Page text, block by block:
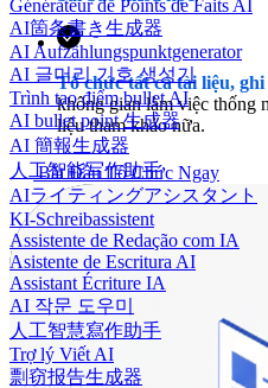
Générateur de Points de Faits AI
AI箇条書き生成器
AI Aufzählungspunktgenerator
AI 글머리 기호 생성기
Trình tạo điểm bullet AI
AI bullet point 生成器
AI 簡報生成器
人工智能写作助手
AIライティングアシスタント
KI-Schreibassistent
Assistente de Redação com IA
Asistente de Escritura AI
Assistant Écriture IA
AI 작문 도우미
人工智慧寫作助手
Trợ lý Viết AI
剽窃报告生成器
Tổ chức tất cả tài liệu,
không gian làm việc thống
liệu tham khảo nữa.
Bắt Đầu Tổ Chức Ngay